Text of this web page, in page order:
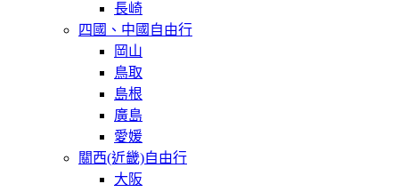
長崎
四國、中國自由行
岡山
鳥取
島根
廣島
愛媛
關西(近畿)自由行
大阪